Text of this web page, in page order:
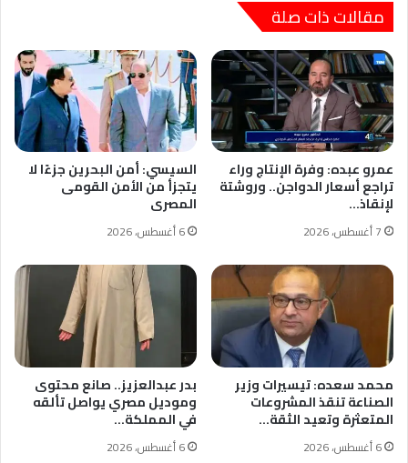
مقالات ذات صلة
عمرو عبده: وفرة الإنتاج وراء
تراجع أسعار الدواجن.. وروشتة
لإنقاذ…
7 أغسطس، 2026
السيسي: أمن البحرين جزءًا لا
يتجزأ من الأمن القومى
المصرى
6 أغسطس، 2026
محمد سعده: تيسيرات وزير
الصناعة تنقذ المشروعات
المتعثرة وتعيد الثقة…
6 أغسطس، 2026
بدر عبدالعزيز.. صانع محتوى
وموديل مصري يواصل تألقه
في المملكة…
6 أغسطس، 2026